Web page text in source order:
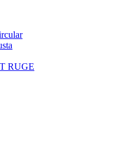
RUGE